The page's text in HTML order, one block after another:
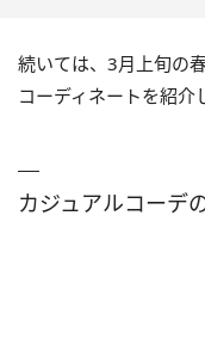
続いては、3月上旬の
コーディネートを紹介
カジュアルコーデ